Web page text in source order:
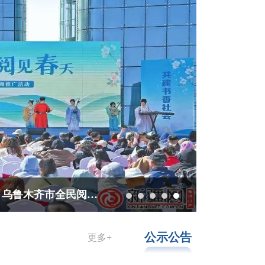
关注全民阅读活动周丨满“乌”书香 阅见春天 乌鲁木齐市全民阅读活动周推广活动启幕
更多+ 公示公告